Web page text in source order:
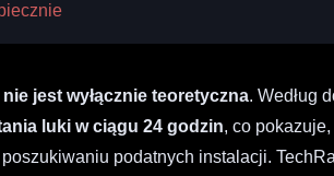
nie jest wyłącznie teoretyczna. Według
luki w ciągu 24 godzin, co pokazuje,
podatnych instalacji.